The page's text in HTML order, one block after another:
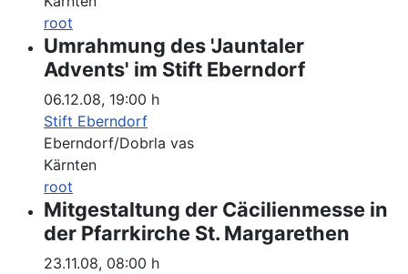
root
Umrahmung des 'Jauntaler
Advents' im Stift Eberndorf
06.12.08, 19:00 h
Stift Eberndorf
Eberndorf/Dobrla vas
Kärnten
root
Mitgestaltung der Cäcilienmesse in
der Pfarrkirche St. Margarethen
23.11.08, 08:00 h